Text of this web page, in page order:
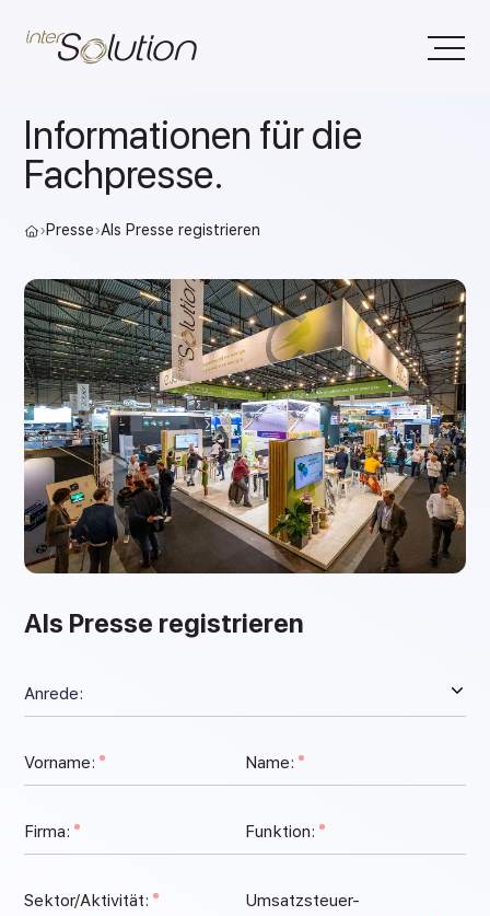
Informationen für die
Fachpresse.
›Presse›Als Presse registrieren
Als Presse registrieren
Vorname: Name:
Firma: Funktion:
Sektor/Aktivität:
Umsatzsteuer-